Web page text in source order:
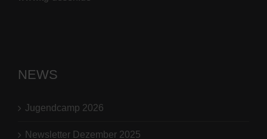
NEWS
Jugendcamp 2026
Newsletter Dezember 2025